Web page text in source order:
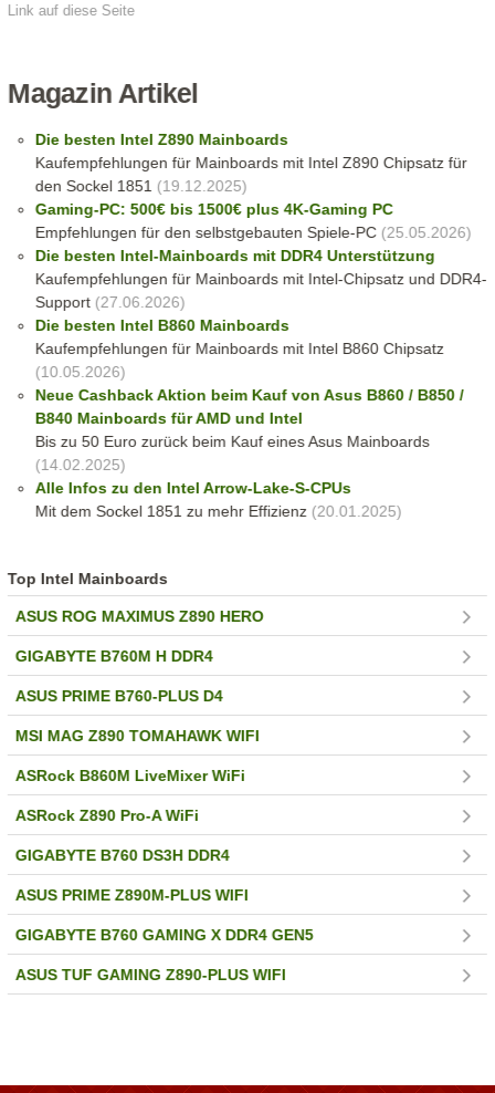
Link auf diese Seite
Magazin Artikel
Die besten Intel Z890 Mainboards
Kaufempfehlungen für Mainboards mit Intel Z890 Chipsatz für
den Sockel 1851 (19.12.2025)
Gaming-PC: 500€ bis 1500€ plus 4K-Gaming PC
Empfehlungen für den selbstgebauten Spiele-PC(25.05.2026)
Die besten Intel-Mainboards mit DDR4 Unterstützung
Kaufempfehlungen für Mainboards mit Intel-Chipsatz und DDR4-
Support(27.06.2026)
Die besten Intel B860 Mainboards
Kaufempfehlungen für Mainboards mit Intel B860 Chipsatz
(10.05.2026)
Neue Cashback Aktion beim Kauf von Asus B860 / B850 /
B840 Mainboards für AMD und Intel
Bis zu 50 Euro zurück beim Kauf eines Asus Mainboards
(14.02.2025)
Alle Infos zu den Intel Arrow-Lake-S-CPUs
Mit dem Sockel 1851 zu mehr Effizienz(20.01.2025)
Top Intel Mainboards
ASUS ROG MAXIMUS Z890 HERO
GIGABYTE B760M H DDR4
ASUS PRIME B760-PLUS D4
MSI MAG Z890 TOMAHAWK WIFI
ASRock B860M LiveMixer WiFi
ASRock Z890 Pro-A WiFi
GIGABYTE B760 DS3H DDR4
ASUS PRIME Z890M-PLUS WIFI
GIGABYTE B760 GAMING X DDR4 GEN5
ASUS TUF GAMING Z890-PLUS WIFI